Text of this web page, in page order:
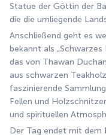
Statue der Göttin der
die die umliegende
Anschließend geht es
bekannt als
das von Thawan
aus schwarzen
faszinierende
Fellen und
und spirituellen
Der Tag endet mit dem